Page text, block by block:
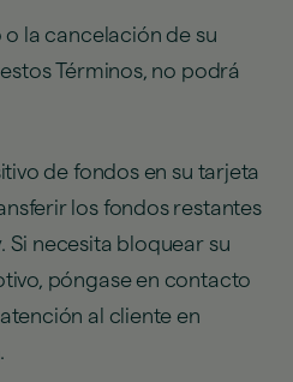
o la cancelación de su
Términos, no podrá
de fondos en su tarjeta
los fondos restantes
Si necesita bloquear su
póngase en contacto
al cliente en